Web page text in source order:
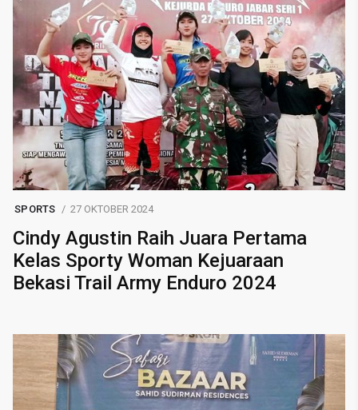
SPORTS 27 OKTOBER 2024
Cindy Agustin Raih Juara Pertama
Kelas Sporty Woman Kejuaraan
Bekasi Trail Army Enduro 2024